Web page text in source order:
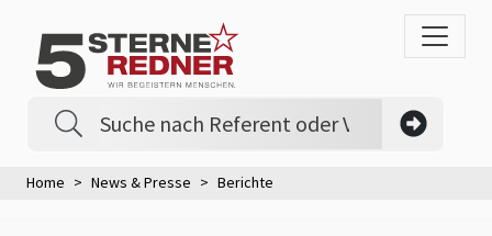
Home News & Presse Berichte